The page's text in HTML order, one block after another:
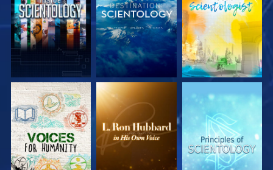
SERIE
ENTDECKEN
SERIE
ENTDECKEN
SERIE
ENTDECKEN